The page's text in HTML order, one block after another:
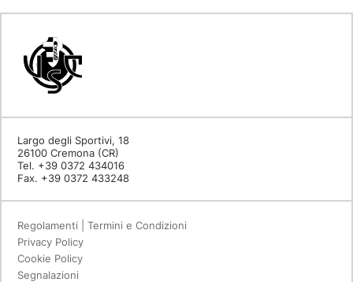
Largo degli Sportivi, 18
26100 Cremona (CR)
Tel. +39 0372 434016
Fax. +39 0372 433248
Regolamenti | Termini e Condizioni
Privacy Policy
Cookie Policy
Segnalazioni